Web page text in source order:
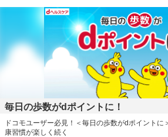
毎日の歩数がdポイントに！
ドコモユーザー必見！＜毎日の歩数がdポイントに
康習慣が楽しく続く